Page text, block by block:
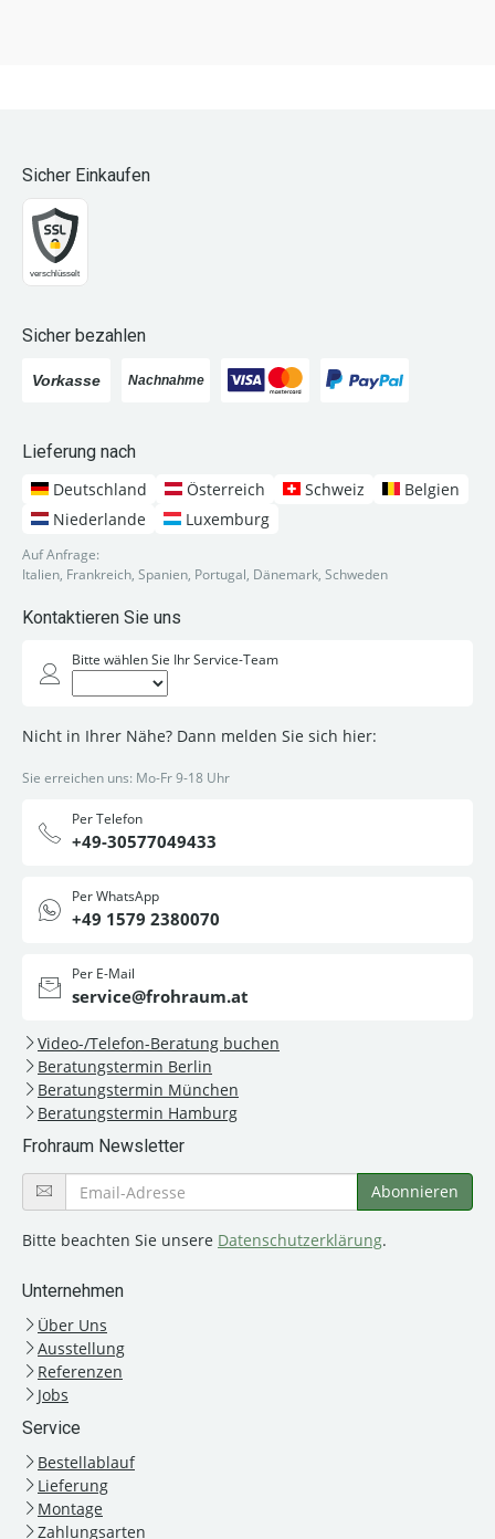
Sicher Einkaufen
Sicher bezahlen
Lieferung nach
Deutschland
Österreich Schweiz
Belgien
Niederlande
Luxemburg
Auf Anfrage:
Italien, Frankreich, Spanien, Portugal, Dänemark, Schweden
Kontaktieren Sie uns
Bitte wählen Sie Ihr Service-Team
Nicht in Ihrer Nähe? Dann melden Sie sich hier:
Sie erreichen uns: Mo-Fr 9-18 Uhr
Per Telefon
+49-30577049433
Per WhatsApp
+49 1579 2380070
Per E-Mail
service@frohraum.at
Video-/Telefon-Beratung buchen
Beratungstermin Berlin
Beratungstermin München
Beratungstermin Hamburg
Frohraum Newsletter
Bitte beachten Sie unsere Datenschutzerklärung.
Unternehmen
Über Uns
Ausstellung
Referenzen
Jobs
Service
Bestellablauf
Lieferung
Montage
Zahlungsarten